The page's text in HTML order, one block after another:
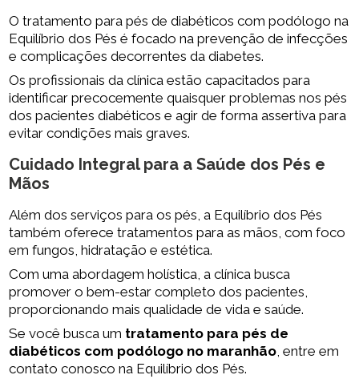
O tratamento para pés de diabéticos com podólogo na
Equilíbrio dos Pés é focado na prevenção de infecções
e complicações decorrentes da diabetes.
Os profissionais da clínica estão capacitados para
identificar precocemente quaisquer problemas nos pés
dos pacientes diabéticos e agir de forma assertiva para
evitar condições mais graves.
Cuidado Integral para a Saúde dos Pés e
Mãos
Além dos serviços para os pés, a Equilíbrio dos Pés
também oferece tratamentos para as mãos, com foco
em fungos, hidratação e estética.
Com uma abordagem holística, a clínica busca
promover o bem-estar completo dos pacientes,
proporcionando mais qualidade de vida e saúde.
Se você busca um tratamento para pés de
diabéticos com podólogo no maranhão , entre em
contato conosco na Equilíbrio dos Pés.